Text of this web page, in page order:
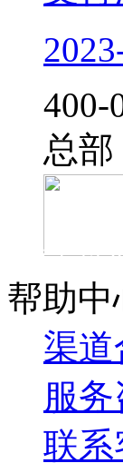
‭400-
总
官方抖
帮助中
渠道
服务
联系